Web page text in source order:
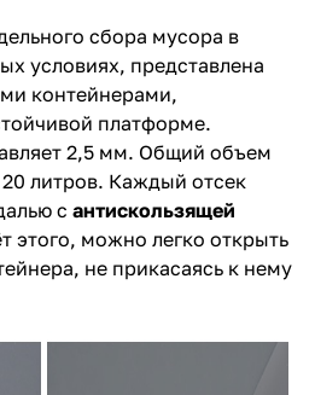
сбора мусора в
условиях, представлена
контейнерами,
платформе.
2,5 мм. Общий объем
литров. Каждый отсек
с антискользящей
этого, можно легко открыть
не прикасаясь к нему